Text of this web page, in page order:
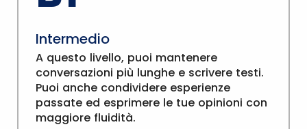
Intermedio
A questo livello, puoi mantenere
conversazioni più lunghe e scrivere testi.
Puoi anche condividere esperienze
passate ed esprimere le tue opinioni con
maggiore fluidità.